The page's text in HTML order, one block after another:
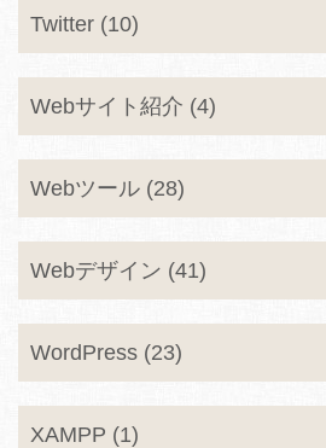
Twitter (10)
Webサイト紹介 (4)
Webツール (28)
Webデザイン (41)
WordPress (23)
XAMPP (1)